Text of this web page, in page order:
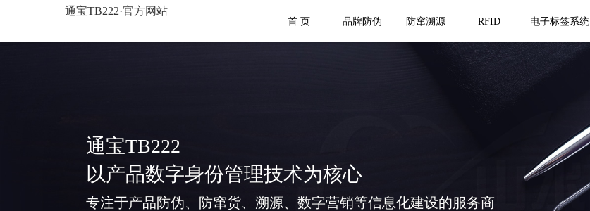
通宝TB222·官方网站
首 页
品牌防伪 防窜溯源 RFID 电子标签系统
通宝TB222
以产品数字身份管理技术为核心
专注于产品防伪、防窜货、溯源、数字营销等信息化建设的服务商